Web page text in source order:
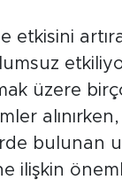
üzere
alınırken,
bulunan
ilişkin